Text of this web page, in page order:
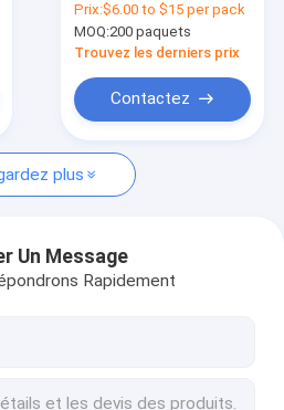
D'EXPLOSION
stériles 100
pièces/pc
Prix:$6.00 to $15 per pack
MOQ:200 paquets
Trouvez les derniers prix
Contactez
plus
Un Message
Rapidement